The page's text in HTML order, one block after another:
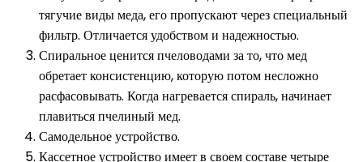
тягучие виды меда, его пропускают через специальный
фильтр. Отличается удобством и надежностью.
Спиральное ценится пчеловодами за то, что мед
обретает консистенцию, которую потом несложно
расфасовывать. Когда нагревается спираль, начинает
плавиться пчелиный мед.
Самодельное устройство.
Кассетное устройство имеет в своем составе четыре